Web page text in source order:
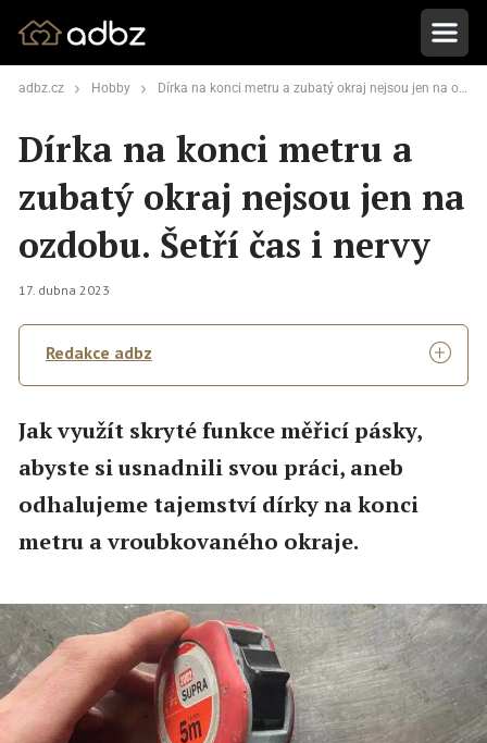
adbz.cz Hobby Dírka na konci metru a zubatý okraj nejsou jen na ozdobu. Šetří čas i nervy
Dírka na konci metru a
zubatý okraj nejsou jen na
ozdobu. Šetří čas i nervy
17. dubna 2023
Redakce adbz
Jak využít skryté funkce měřicí pásky,
abyste si usnadnili svou práci, aneb
odhalujeme tajemství dírky na konci
metru a vroubkovaného okraje.